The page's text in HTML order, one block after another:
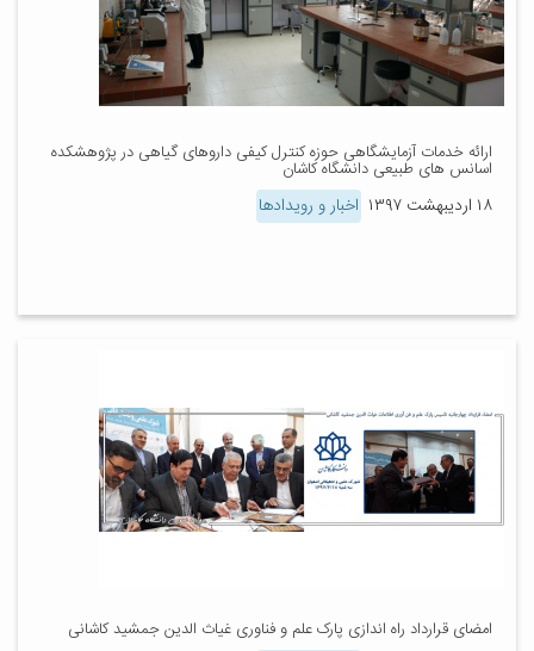
ارائه خدمات آزمایشگاهی حوزه کنترل کیفی داروهای گیاهی در پژوهشکده
اسانس های طبیعی دانشگاه کاشان
۱۸ اردیبهشت ۱۳۹۷ اخبار و رویدادها
امضای قرارداد راه اندازی پارک علم و فناوری غیاث الدین جمشید کاشانی